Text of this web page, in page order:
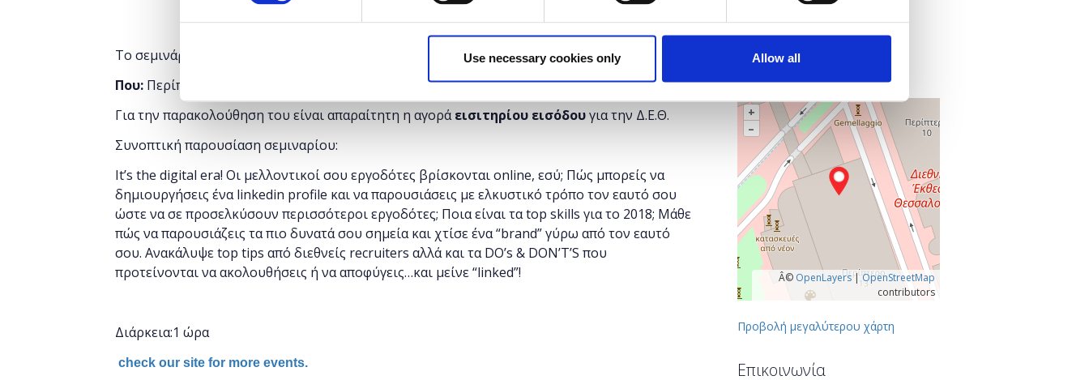
Use necessary cookies only Allow all
Το σεμινάριο πραγματοποιείται στο πλαίσιο της Διεθνούς Έκθεσης Θεσσαλονίκης
Που: Περίπτερο 13, Θέση 43
Για την παρακολούθηση του είναι απαραίτητη η αγοράεισιτηρίου εισόδουγια την Δ.Ε.Θ.
Συνοπτική παρουσίαση σεμιναρίου:
It’s the digital era! Οι μελλοντικοί σου εργοδότες βρίσκονται online, εσύ; Πώς μπορείς να
δημιουργήσεις ένα linkedin profile και να παρουσιάσεις με ελκυστικό τρόπο τον εαυτό σου
ώστε να σε προσελκύσουν περισσότεροι εργοδότες; Ποια είναι τα top skills για το 2018; Μάθε
πώς να παρουσιάζεις τα πιο δυνατά σου σημεία και χτίσε ένα “brand” γύρω από τον εαυτό
σου. Ανακάλυψε top tips από διεθνείς recruiters αλλά και τα DO’s & DON’T’S που
προτείνονται να ακολουθήσεις ή να αποφύγεις…και μείνε “linked”!
Διάρκεια:1 ώρα
check our site for more events.
ΔΕΘ Helexpo
Εγνατία 154
546 36 Θεσσαλονίκη
+
–
Â© OpenLayers|OpenStreetMap
contributors
Προβολή μεγαλύτερου χάρτη
Επικοινωνία